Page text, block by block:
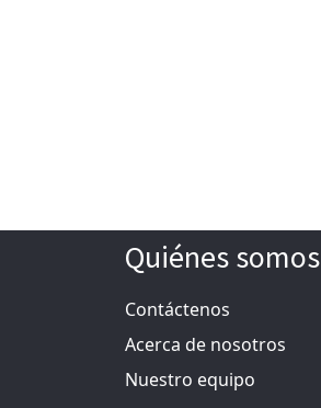
Quiénes somos
Contáctenos
Acerca de nosotros
Nuestro equipo